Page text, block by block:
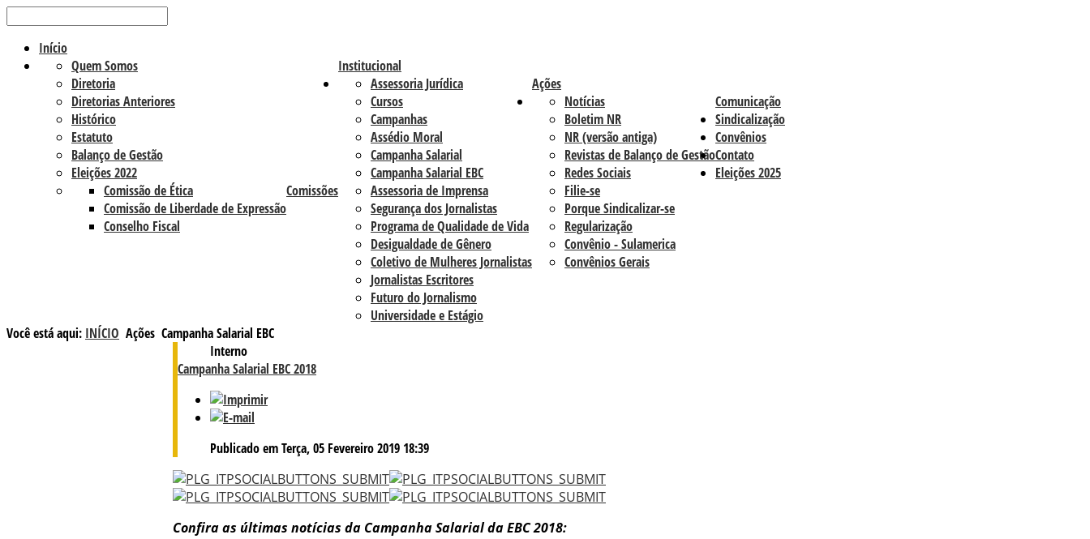
Início
Institucional
Quem Somos
Diretoria
Diretorias Anteriores
Histórico
Estatuto
Balanço de Gestão
Eleições 2022
Comissões
Comissão de Ética
Comissão de Liberdade de Expressão
Conselho Fiscal
Ações
Assessoria Jurídica
Cursos
Campanhas
Assédio Moral
Campanha Salarial
Campanha Salarial EBC
Assessoria de Imprensa
Segurança dos Jornalistas
Programa de Qualidade de Vida
Desigualdade de Gênero
Coletivo de Mulheres Jornalistas
Jornalistas Escritores
Futuro do Jornalismo
Universidade e Estágio
Comunicação
Notícias
Boletim NR
NR (versão antiga)
Revistas de Balanço de Gestão
Redes Sociais
Sindicalização
Filie-se
Porque Sindicalizar-se
Regularização
Convênios
Convênio - Sulamerica
Convênios Gerais
Contato
Eleições 2025
Você está aqui: INÍCIO Ações Campanha Salarial EBC
Interno
Campanha Salarial EBC 2018
Publicado em Terça, 05 Fevereiro 2019 18:39
Confira as últimas notícias da Campanha Salarial da EBC 2018: